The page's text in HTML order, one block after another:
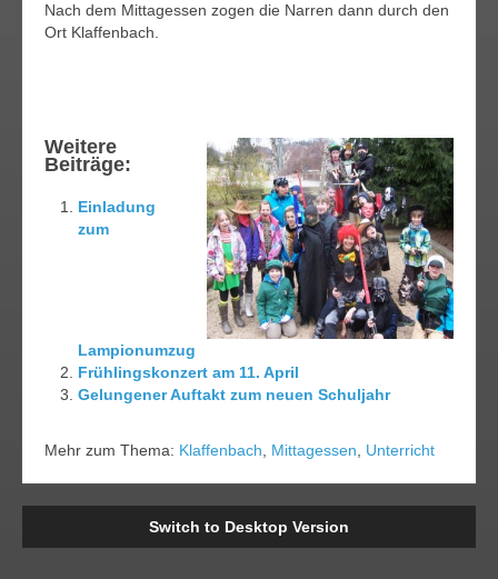
Nach dem Mittagessen zogen die Narren dann durch den
Ort Klaffenbach.
Weitere
Beiträge:
Einladung
zum
Lampionumzug
Frühlingskonzert am 11. April
Gelungener Auftakt zum neuen Schuljahr
Mehr zum Thema: Klaffenbach Mittagessen Unterricht
Switch to Desktop Version